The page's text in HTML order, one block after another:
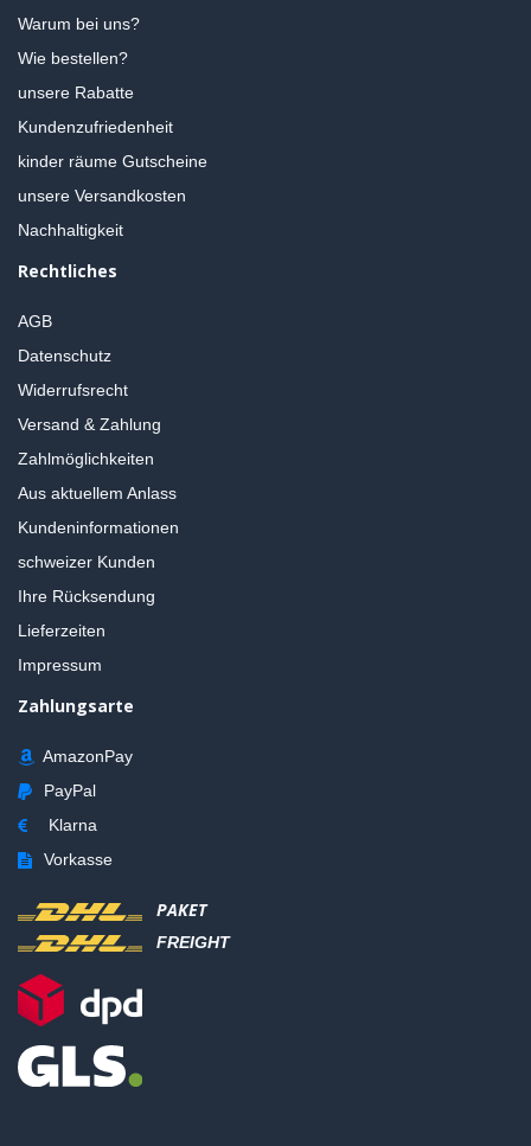
Warum bei uns?
Wie bestellen?
unsere Rabatte
Kundenzufriedenheit
kinder räume Gutscheine
unsere Versandkosten
Nachhaltigkeit
Rechtliches
AGB
Datenschutz
Widerrufsrecht
Versand & Zahlung
Zahlmöglichkeiten
Aus aktuellem Anlass
Kundeninformationen
schweizer Kunden
Ihre Rücksendung
Lieferzeiten
Impressum
Zahlungsarte
AmazonPay
PayPal
Klarna
Vorkasse
PAKET
FREIGHT